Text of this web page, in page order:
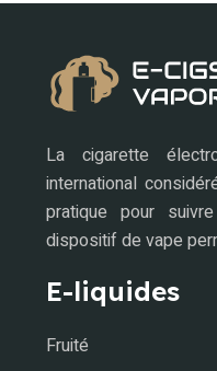
La cigarette
international
pratique pour
dispositif de vape
E-liquides
Fruité